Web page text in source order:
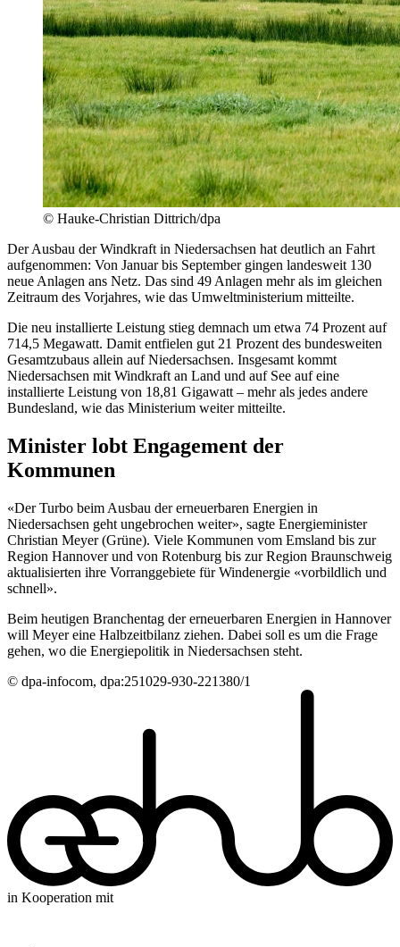
© Hauke-Christian Dittrich/dpa
Der Ausbau der Windkraft in Niedersachsen hat deutlich an Fahrt
aufgenommen: Von Januar bis September gingen landesweit 130
neue Anlagen ans Netz. Das sind 49 Anlagen mehr als im gleichen
Zeitraum des Vorjahres, wie das Umweltministerium mitteilte.
Die neu installierte Leistung stieg demnach um etwa 74 Prozent auf
714,5 Megawatt. Damit entfielen gut 21 Prozent des bundesweiten
Gesamtzubaus allein auf Niedersachsen. Insgesamt kommt
Niedersachsen mit Windkraft an Land und auf See auf eine
installierte Leistung von 18,81 Gigawatt – mehr als jedes andere
Bundesland, wie das Ministerium weiter mitteilte.
Minister lobt Engagement der
Kommunen
«Der Turbo beim Ausbau der erneuerbaren Energien in
Niedersachsen geht ungebrochen weiter», sagte Energieminister
Christian Meyer (Grüne). Viele Kommunen vom Emsland bis zur
Region Hannover und von Rotenburg bis zur Region Braunschweig
aktualisierten ihre Vorranggebiete für Windenergie «vorbildlich und
schnell».
Beim heutigen Branchentag der erneuerbaren Energien in Hannover
will Meyer eine Halbzeitbilanz ziehen. Dabei soll es um die Frage
gehen, wo die Energiepolitik in Niedersachsen steht.
© dpa-infocom, dpa:251029-930-221380/1
in Kooperation mit